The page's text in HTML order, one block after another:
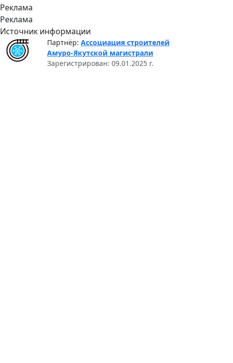
Реклама
Реклама
Источник информации
Партнёр: Ассоциация строителей
Амуро-Якутской магистрали
Зарегистрирован: 09.01.2025 г.